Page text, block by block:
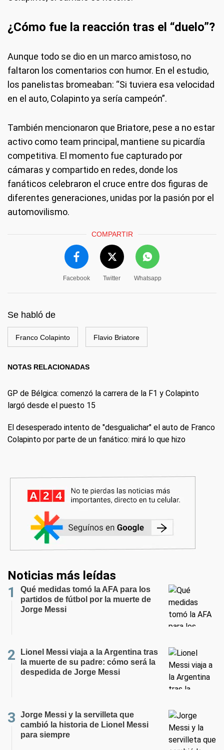
¿Cómo fue la reacción tras el “duelo”?
Aunque todo se dio en un marco amistoso, no
faltaron los comentarios con humor. En el estudio,
los panelistas bromeaban: “Si tuviera esa velocidad
en el auto, Colapinto ya sería campeón”.
También mencionaron que Briatore, pese a no estar
activo como team principal, mantiene su picardía
competitiva. El momento fue capturado por
cámaras y compartido en redes, donde los
fanáticos celebraron el cruce entre dos figuras de
diferentes generaciones, unidas por la pasión por el
automovilismo.
COMPARTIR
Facebook Twitter Whatsapp
Se habló de
Franco Colapinto Flavio Briatore
NOTAS RELACIONADAS
GP de Bélgica: comenzó la carrera de la F1 y Colapinto
largó desde el puesto 15
El desesperado intento de "desgualichar" el auto de Franco
Colapinto por parte de un fanático: mirá lo que hizo
Noticias más leídas
Qué medidas tomó la AFA para los
partidos de fútbol por la muerte de
Jorge Messi
Lionel Messi viaja a la Argentina tras
la muerte de su padre: cómo será la
despedida de Jorge Messi
Jorge Messi y la servilleta que
cambió la historia de Lionel Messi
para siempre